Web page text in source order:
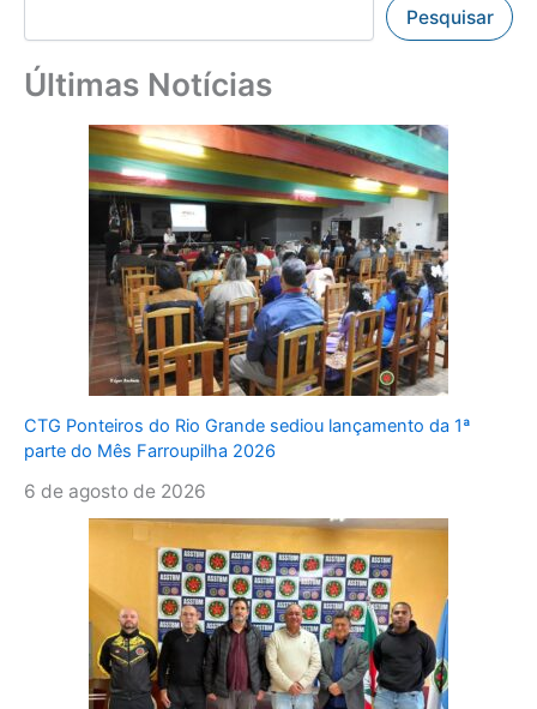
Pesquisar
Últimas Notícias
CTG Ponteiros do Rio Grande sediou lançamento da 1ª
parte do Mês Farroupilha 2026
6 de agosto de 2026